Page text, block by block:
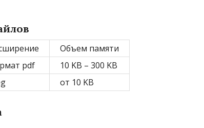
Объем памяти
pdf
10 KB – 300 KB
от 10 KB